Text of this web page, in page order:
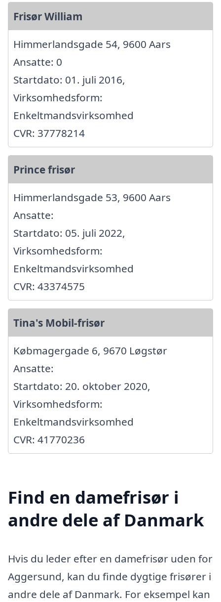
Frisør William
Himmerlandsgade 54, 9600 Aars
Ansatte: 0
Startdato: 01. juli 2016,
Virksomhedsform:
Enkeltmandsvirksomhed
CVR: 37778214
Prince frisør
Himmerlandsgade 53, 9600 Aars
Ansatte:
Startdato: 05. juli 2022,
Virksomhedsform:
Enkeltmandsvirksomhed
CVR: 43374575
Tina's Mobil-frisør
Købmagergade 6, 9670 Løgstør
Ansatte:
Startdato: 20. oktober 2020,
Virksomhedsform:
Enkeltmandsvirksomhed
CVR: 41770236
Find en damefrisør i
andre dele af Danmark
Hvis du leder efter en damefrisør uden for
Aggersund, kan du finde dygtige frisører i
andre dele af Danmark. For eksempel kan